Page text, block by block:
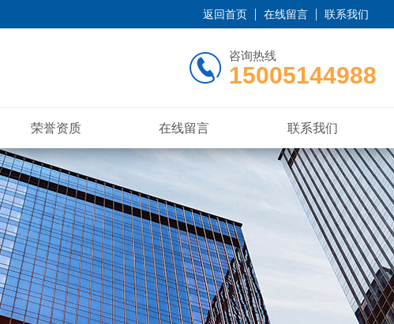
返回首页 在线留言 联系我们
咨询热线
15005144988
荣誉资质 在线留言 联系我们